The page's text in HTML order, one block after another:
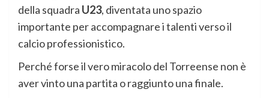
della squadra U23, diventata uno spazio
importante per accompagnare i talenti verso il
calcio professionistico.
Perché forse il vero miracolo del Torreense non è
aver vinto una partita o raggiunto una finale.